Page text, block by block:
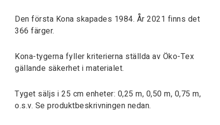
Den första Kona skapades 1984. År 2021 finns det
366 färger.
Kona-tygerna fyller kriterierna ställda av Öko-Tex
gällande säkerhet i materialet.
Tyget säljs i 25 cm enheter: 0,25 m, 0,50 m, 0,75 m,
o.s.v. Se produktbeskrivningen nedan.